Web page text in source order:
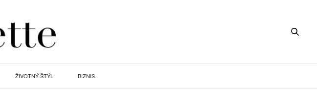
ŽIVOTNÝ ŠTÝL BIZNIS